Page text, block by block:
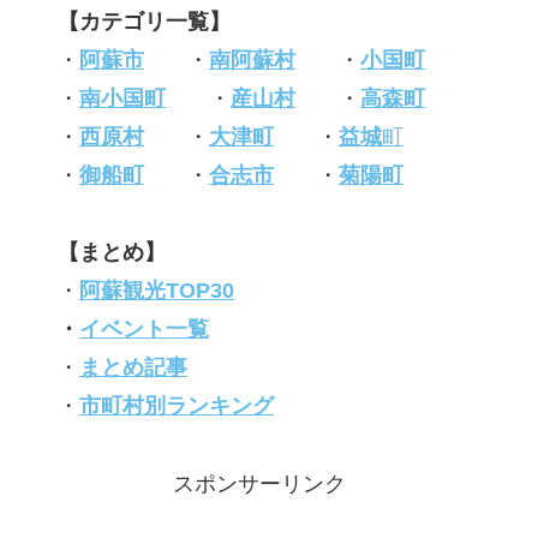
【カテゴリ一覧】
・ 阿蘇市 ・ 南阿蘇村・ 小国町
・ 南小国町 ・ 産山村・ 高森町
・ 西原村・ 大津町 ・ 益城町
・ 御船町 ・ 合志市 ・ 菊陽町
【まとめ】
・ 阿蘇観光TOP30
・ イベント一覧
・ まとめ記事
・ 市町村別ランキング
スポンサーリンク